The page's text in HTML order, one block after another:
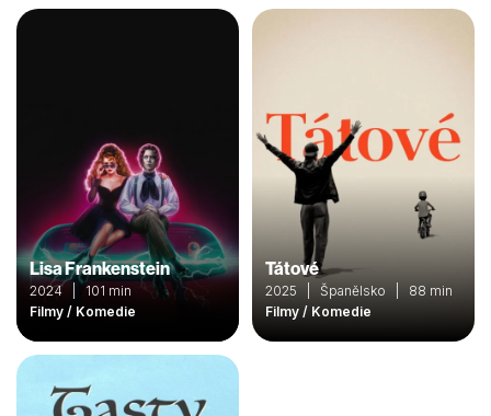
Lisa Frankenstein
2024 | 101 min
Filmy / Komedie
Tátové
2025 | Španělsko | 88 min
Filmy / Komedie